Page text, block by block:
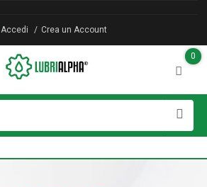
Accedi Crea un Account
0